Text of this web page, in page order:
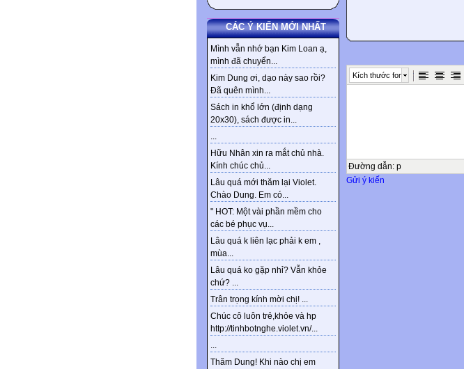
CÁC Ý KIẾN MỚI NHẤT
Mình vẫn nhớ bạn Kim Loan ạ,
mình đã chuyển...
Kim Dung ơi, dạo này sao rồi?
Đã quên mình...
Sách in khổ lớn (định dạng
20x30), sách được in...
...
Hữu Nhân xin ra mắt chủ nhà.
Kính chúc chủ...
Lâu quá mới thăm lại Violet.
Chào Dung. Em có...
" HOT: Một vài phần mềm cho
các bé phục vụ...
Lâu quá k liên lạc phải k em ,
mùa...
Lâu quá ko gặp nhỉ? Vẫn khỏe
chứ? ...
Trân trọng kính mời chị! ...
Chúc cô luôn trẻ,khỏe và hp
http://tinhbotnghe.violet.vn/...
...
Thăm Dung! Khi nào chị em
Kích thước font
Đường dẫn: p
Gửi ý kiến